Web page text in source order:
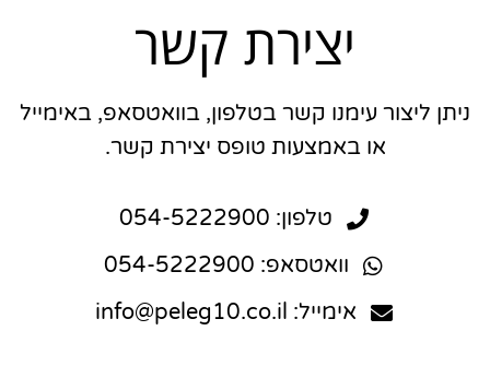
יצירת קשר
ניתן ליצור עימנו קשר בטלפון, בוואטסאפ, באימייל
או באמצעות טופס יצירת קשר.
טלפון: 054-5222900
וואטסאפ: 054-5222900
אימייל: info@peleg10.co.il